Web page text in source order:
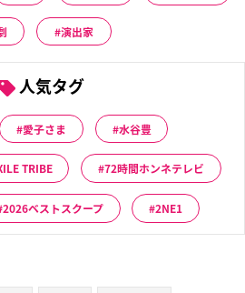
演出家
人気タグ
愛子さま 水谷豊
TRIBE 72時間ホンネテレビ
2026ベストスクープ 2NE1